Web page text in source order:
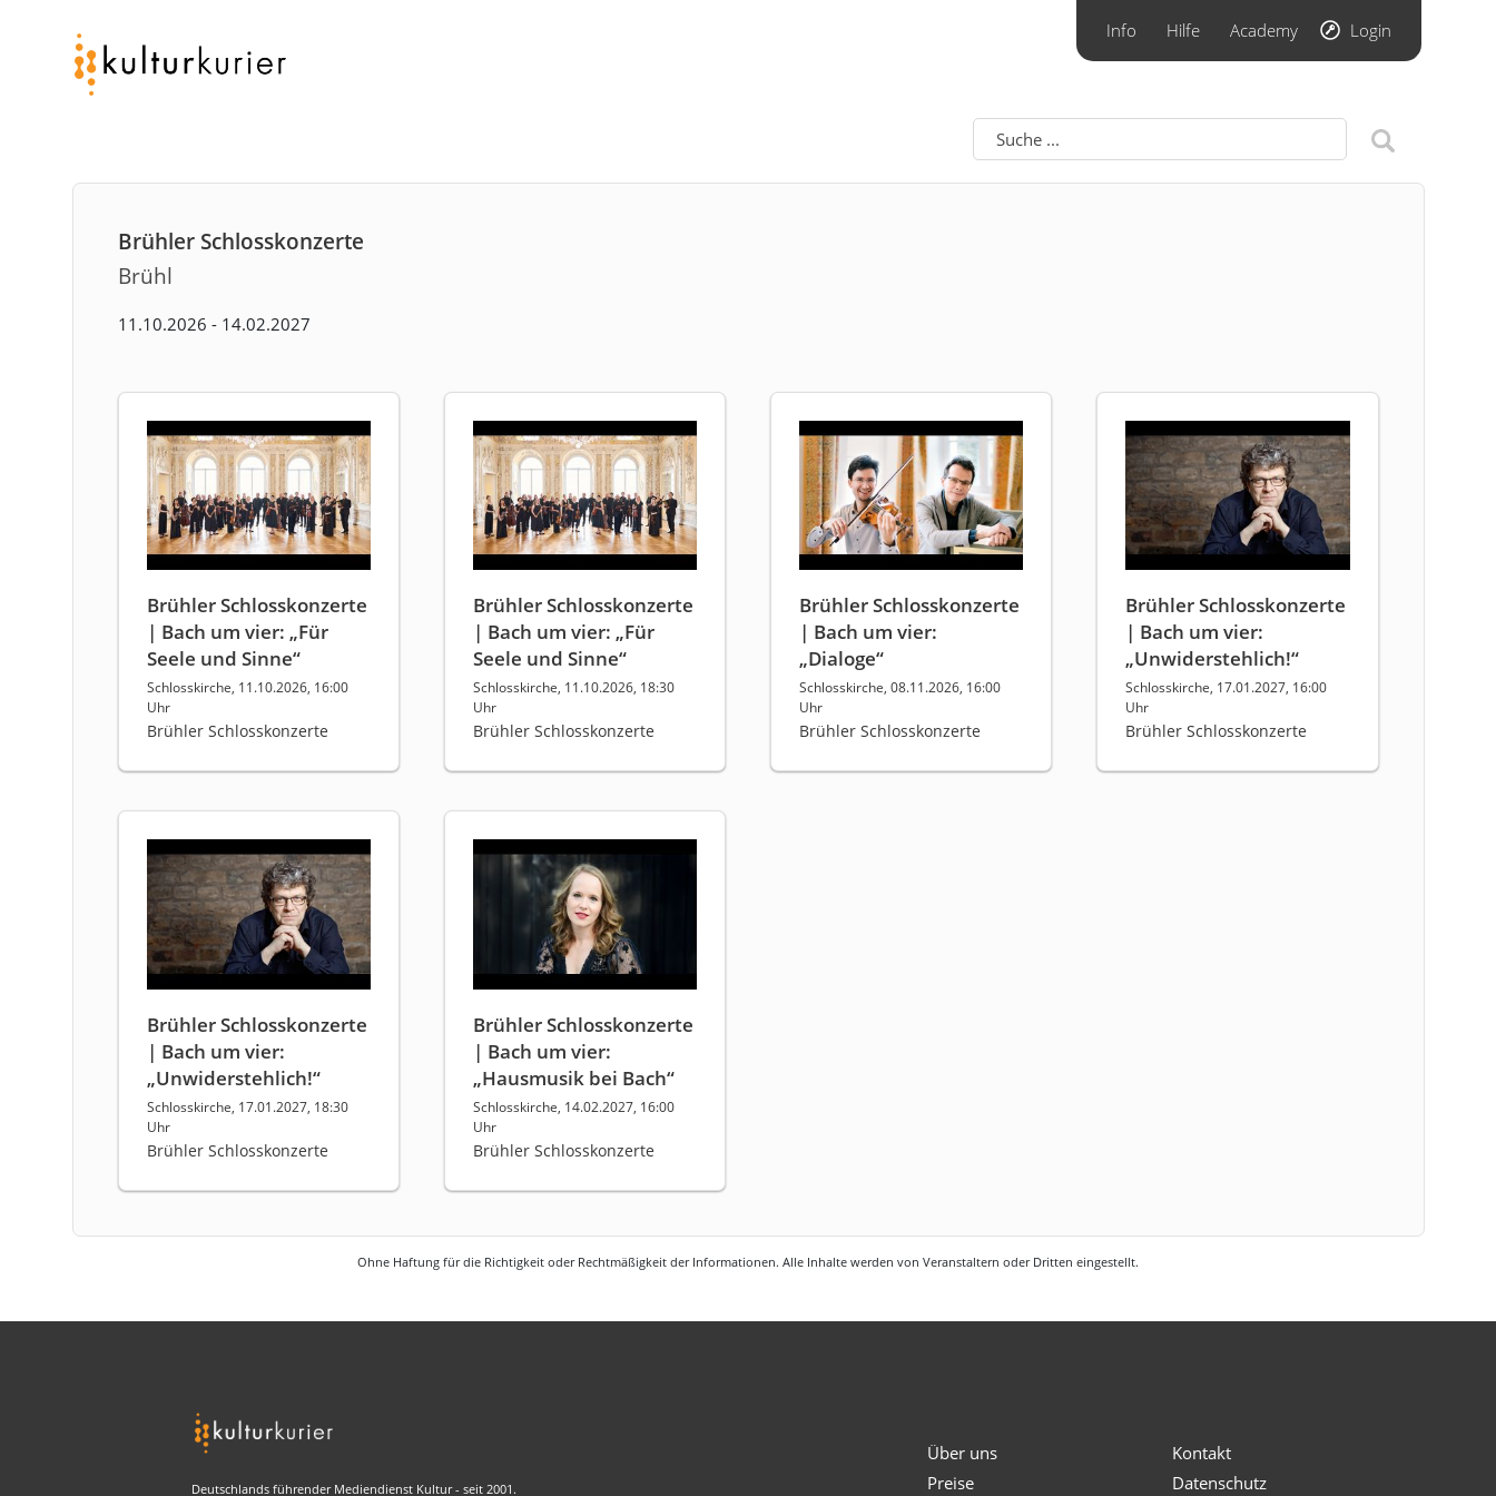
Info Hilfe Academy Login
Brühler Schlosskonzerte
Brühl
11.10.2026 - 14.02.2027
Brühler Schlosskonzerte
| Bach um vier: „Für
Seele und Sinne“
Schlosskirche, 11.10.2026, 16:00
Uhr
Brühler Schlosskonzerte
Brühler Schlosskonzerte
| Bach um vier: „Für
Seele und Sinne“
Schlosskirche, 11.10.2026, 18:30
Uhr
Brühler Schlosskonzerte
Brühler Schlosskonzerte
| Bach um vier:
„Dialoge“
Schlosskirche, 08.11.2026, 16:00
Uhr
Brühler Schlosskonzerte
Brühler Schlosskonzerte
| Bach um vier:
„Unwiderstehlich!“
Schlosskirche, 17.01.2027, 16:00
Uhr
Brühler Schlosskonzerte
Brühler Schlosskonzerte
| Bach um vier:
„Unwiderstehlich!“
Schlosskirche, 17.01.2027, 18:30
Uhr
Brühler Schlosskonzerte
Brühler Schlosskonzerte
| Bach um vier:
„Hausmusik bei Bach“
Schlosskirche, 14.02.2027, 16:00
Uhr
Brühler Schlosskonzerte
Ohne Haftung für die Richtigkeit oder Rechtmäßigkeit der Informationen. Alle Inhalte werden von Veranstaltern oder Dritten eingestellt.
Deutschlands führender Mediendienst Kultur - seit 2001.
Über uns
Preise
Kontakt
Datenschutz